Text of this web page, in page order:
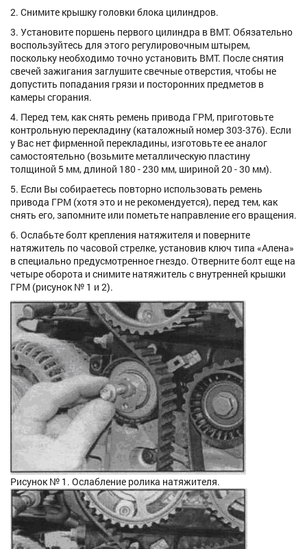
2. Снимите крышку головки блока цилиндров.
3. Установите поршень первого цилиндра в ВМТ. Обязательно
воспользуйтесь для этого регулировочным штырем,
поскольку необходимо точно установить ВМТ. После снятия
свечей зажигания заглушите свечные отверстия, чтобы не
допустить попадания грязи и посторонних предметов в
камеры сгорания.
4. Перед тем, как снять ремень привода ГРМ, приготовьте
контрольную перекладину (каталожный номер 303-376). Если
у Вас нет фирменной перекладины, изготовьте ее аналог
самостоятельно (возьмите металлическую пластину
толщиной 5 мм, длиной 180 - 230 мм, шириной 20 - 30 мм).
5. Если Вы собираетесь повторно использовать ремень
привода ГРМ (хотя это и не рекомендуется), перед тем, как
снять его, запомните или пометьте направление его вращения.
6. Ослабьте болт крепления натяжителя и поверните
натяжитель по часовой стрелке, установив ключ типа «Алена»
в специально предусмотренное гнездо. Отверните болт еще на
четыре оборота и снимите натяжитель с внутренней крышки
ГРМ (рисунок № 1 и 2).
Рисунок № 1. Ослабление ролика натяжителя.